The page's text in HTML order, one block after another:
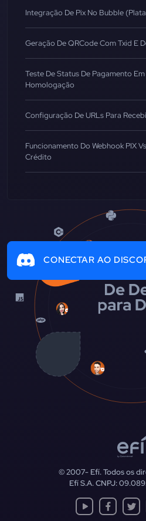
Integração De Pix No Bubble
Geração De QRCode Com Txid E
Teste De Status De Pagamento
Homologação
Configuração De URLs Para
Funcionamento Do Webhook PIX
Crédito
CONECTAR AO
© 2007-Efí. Todos os
Efí S.A. CNPJ: